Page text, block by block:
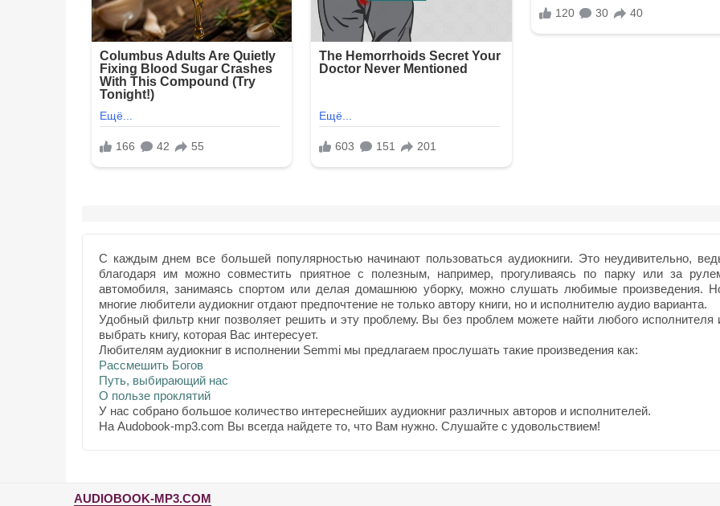
С каждым днем все большей популярностью начинают пользоваться аудиокниги. Это неудивительно,
благодаря им можно совместить приятное с полезным, например, прогуливаясь по парку или за
автомобиля, занимаясь спортом или делая домашнюю уборку, можно слушать любимые произведения.
многие любители аудиокниг отдают предпочтение не только автору книги, но и исполнителю аудио варианта.
Удобный фильтр книг позволяет решить и эту проблему. Вы без проблем можете найти любого исполнителя
выбрать книгу, которая Вас интересует.
Любителям аудиокниг в исполнении Semmi мы предлагаем прослушать такие произведения как:
Рассмешить Богов
Путь, выбирающий нас
О пользе проклятий
У нас собрано большое количество интереснейших аудиокниг различных авторов и исполнителей.
На Audobook-mp3.com Вы всегда найдете то, что Вам нужно. Слушайте с удовольствием!
AUDIOBOOK-MP3.COM